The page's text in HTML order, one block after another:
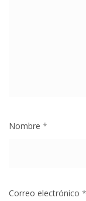
Nombre *
Correo electrónico *